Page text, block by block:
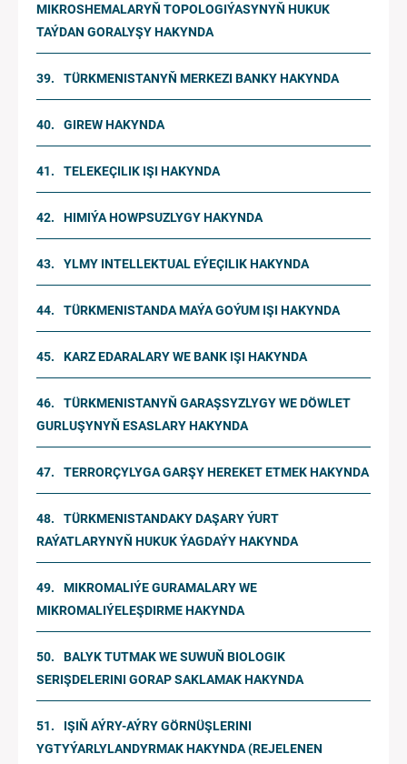
MIKROSHEMALARYŇ TOPOLOGIÝASYNYŇ HUKUK
TAÝDAN GORALYŞY HAKYNDA
TÜRKMENISTANYŇ MERKEZI BANKY HAKYNDA
GIREW HAKYNDA
TELEKEÇILIK IŞI HAKYNDA
HIMIÝA HOWPSUZLYGY HAKYNDA
YLMY INTELLEKTUAL EÝEÇILIK HAKYNDA
TÜRKMENISTANDA MAÝA GOÝUM IŞI HAKYNDA
KARZ EDARALARY WE BANK IŞI HAKYNDA
TÜRKMENISTANYŇ GARAŞSYZLYGY WE DÖWLET
GURLUŞYNYŇ ESASLARY HAKYNDA
TERRORÇYLYGA GARŞY HEREKET ETMEK HAKYNDA
TÜRKMENISTANDAKY DAŞARY ÝURT
RAÝATLARYNYŇ HUKUK ÝAGDAÝY HAKYNDA
MIKROMALIÝE GURAMALARY WE
MIKROMALIÝELEŞDIRME HAKYNDA
BALYK TUTMAK WE SUWUŇ BIOLOGIK
SERIŞDELERINI GORAP SAKLAMAK HAKYNDA
IŞIŇ AÝRY-AÝRY GÖRNÜŞLERINI
YGTYÝARLYLANDYRMAK HAKYNDA (REJELENEN